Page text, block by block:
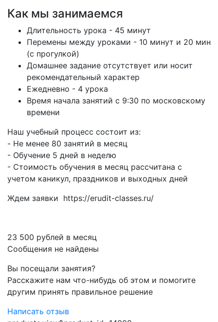
Как мы занимаемся
Длительность урока - 45 минут
Перемены между уроками - 10 минут и 20 мин
(с прогулкой)
Домашнее задание отсутствует или носит
рекомендательный характер
Ежедневно - 4 урока
Время начала занятий с 9:30 по московскому
времени
Наш учебный процесс состоит из: ⠀
- Не менее 80 занятий в месяц
- Обучение 5 дней в неделю
- Стоимость обучения в месяц рассчитана с
учетом каникул, праздников и выходных дней
Ждем заявки https://erudit-classes.ru/
23 500 рублей в месяц
Сообщения не найдены
Вы посещали занятия?
Расскажите нам что-нибудь об этом и помогите
другим принять правильное решение
Написать отзыв